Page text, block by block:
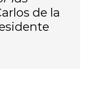
de la